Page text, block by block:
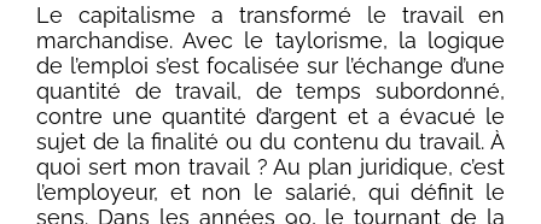
Le capitalisme a transformé le travail en
marchandise. Avec le taylorisme, la logique
de l’emploi s’est focalisée sur l’échange d’une
quantité de travail, de temps subordonné,
contre une quantité d’argent et a évacué le
sujet de la finalité ou du contenu du travail. À
quoi sert mon travail ? Au plan juridique, c’est
l’employeur, et non le salarié, qui définit le
sens. Dans les années 90, le tournant de la